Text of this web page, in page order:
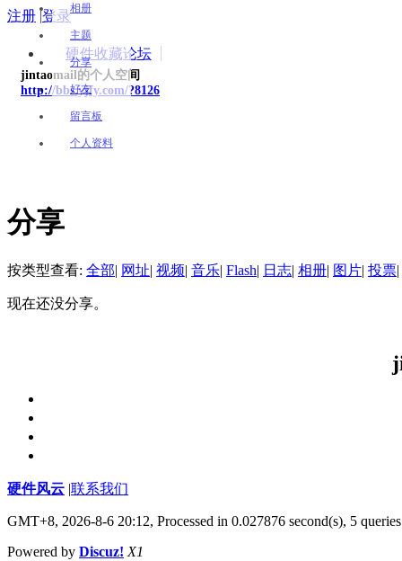
注册 |登录
硬件收藏论坛
jintaomail的个人空间
http://bbs.yjfy.com/?8126
相册
主题
分享
好友
留言板
个人资料
分享
按类型查看: 全部 网址 视频 音乐 Flash 日志 相册 图片 投票
现在还没分享。
硬件风云 联系我们
GMT+8, 2026-8-6 20:12, Processed in 0.027876 second(s), 5 queries
Powered by Discuz! X1